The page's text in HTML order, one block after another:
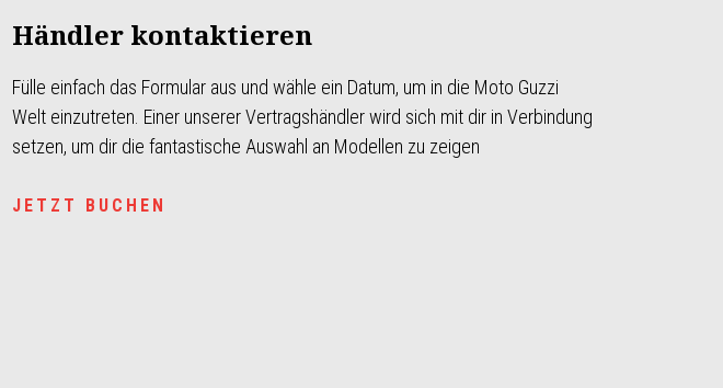
Händler kontaktieren
Fülle einfach das Formular aus und wähle ein Datum, um in die Moto Guzzi
Welt einzutreten. Einer unserer Vertragshändler wird sich mit dir in Verbindung
setzen, um dir die fantastische Auswahl an Modellen zu zeigen
JETZT BUCHEN